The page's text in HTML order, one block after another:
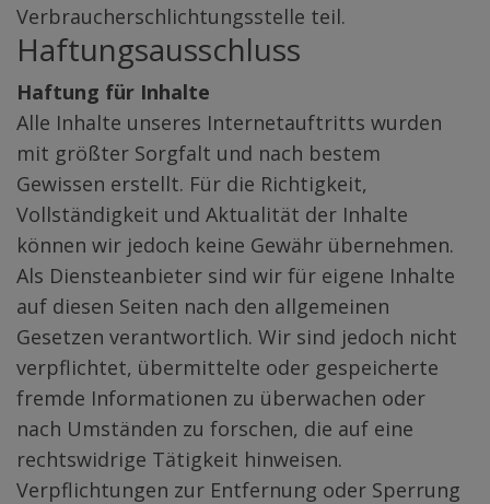
Verbraucherschlichtungsstelle teil.
Haftungsausschluss
Haftung für Inhalte
Alle Inhalte unseres Internetauftritts wurden
mit größter Sorgfalt und nach bestem
Gewissen erstellt. Für die Richtigkeit,
Vollständigkeit und Aktualität der Inhalte
können wir jedoch keine Gewähr übernehmen.
Als Diensteanbieter sind wir für eigene Inhalte
auf diesen Seiten nach den allgemeinen
Gesetzen verantwortlich. Wir sind jedoch nicht
verpflichtet, übermittelte oder gespeicherte
fremde Informationen zu überwachen oder
nach Umständen zu forschen, die auf eine
rechtswidrige Tätigkeit hinweisen.
Verpflichtungen zur Entfernung oder Sperrung